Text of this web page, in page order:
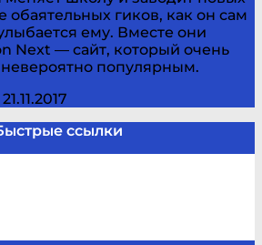
обаятельных гиков, как он сам
ему. Вместе они
Next — сайт, который очень
невероятно популярным.
ссылки